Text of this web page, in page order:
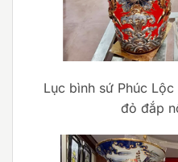
Lục bình sứ Phúc
đỏ đắp